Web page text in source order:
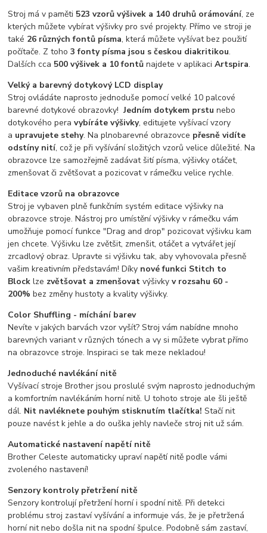
Stroj má v paměti 523 vzorů výšivek a 140 druhů orámování, ze
kterých můžete vybírat výšivky pro své projekty. Přímo ve stroji je
také 26 různých fontů písma, která můžete vyšívat bez použití
počítače. Z toho3 fonty písma jsou s českou diakritikou.
Dalších cca 500 výšivek a 10 fontů najdete v aplikaciArtspira.
Velký a barevný dotykový LCD display
Stroj ovládáte naprosto jednoduše pomocí velké 10 palcové
barevné dotykové obrazovky!Jedním dotykem prstu nebo
dotykového peravybíráte výšivky, editujete vyšívací vzory
a upravujete stehy. Na plnobarevné obrazovce přesně vidíte
odstíny nití, což je při vyšívání složitých vzorů velice důležité. Na
obrazovce lze samozřejmě zadávat šití písma, výšivky otáčet,
zmenšovat či zvětšovat a pozicovat v rámečku velice rychle.
Editace vzorů na obrazovce
Stroj je vybaven plně funkčním systém editace výšivky na
obrazovce stroje. Nástroj pro umístění výšivky v rámečku vám
umožňuje pomocí funkce "Drag and drop" pozicovat výšivku kam
jen chcete. Výšivku lze zvětšit, zmenšit, otáčet a vytvářet její
zrcadlový obraz. Upravte si výšivku tak, aby vyhovovala přesně
vašim kreativním představám! Díky nové funkci Stitch to
Block lze zvětšovat a zmenšovat výšivky v rozsahu 60 -
200% bez změny hustoty a kvality výšivky.
Color Shuffling - míchání barev
Nevíte v jakých barvách vzor vyšít? Stroj vám nabídne mnoho
barevných variant v různých tónech a vy si můžete vybrat přímo
na obrazovce stroje. Inspiraci se tak meze nekladou!
Jednoduché navlékání nitě
Vyšívací stroje Brother jsou proslulé svým naprosto jednoduchým
a komfortním navlékáním horní nitě. U tohoto stroje ale šli ještě
dál. Nit navléknete pouhým stisknutím tlačítka! Stačí nit
pouze navést k jehle a do ouška jehly navleče stroj nit už sám.
Automatické nastavení napětí nitě
Brother Celeste automaticky upraví napětí nitě podle vámi
zvoleného nastavení!
Senzory kontroly přetržení nitě
Senzory kontrolují přetržení horní i spodní nitě. Při detekci
problému stroj zastaví vyšívání a informuje vás, že je přetržená
horní nit nebo došla nit na spodní špulce. Podobně sám zastaví,